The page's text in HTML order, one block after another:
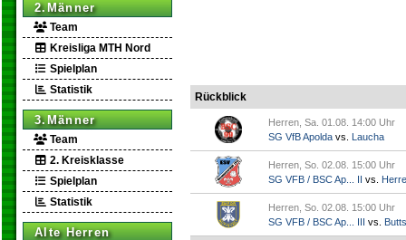
2.Männer
Team
Kreisliga MTH Nord
Spielplan
Statistik
3.Männer
Team
2. Kreisklasse
Spielplan
Statistik
Alte Herren
Rückblick
Herren, Sa. 01.08. 14:00 Uhr
SG VfB Apolda vs. Laucha
Herren, So. 02.08. 15:00 Uhr
SG VFB / BSC Ap... II vs.
Herren, So. 02.08. 15:00 Uhr
SG VFB / BSC Ap... III vs.